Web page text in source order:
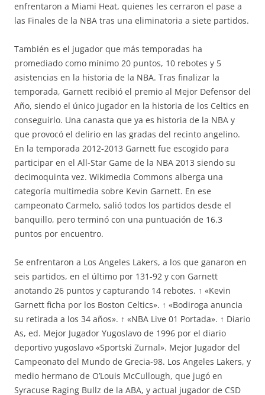
enfrentaron a Miami Heat, quienes les cerraron el pase a
las Finales de la NBA tras una eliminatoria a siete partidos.
También es el jugador que más temporadas ha
promediado como mínimo 20 puntos, 10 rebotes y 5
asistencias en la historia de la NBA. Tras finalizar la
temporada, Garnett recibió el premio al Mejor Defensor del
Año, siendo el único jugador en la historia de los Celtics en
conseguirlo. Una canasta que ya es historia de la NBA y
que provocó el delirio en las gradas del recinto angelino.
En la temporada 2012-2013 Garnett fue escogido para
participar en el All-Star Game de la NBA 2013 siendo su
decimoquinta vez. Wikimedia Commons alberga una
categoría multimedia sobre Kevin Garnett. En ese
campeonato Carmelo, salió todos los partidos desde el
banquillo, pero terminó con una puntuación de 16.3
puntos por encuentro.
Se enfrentaron a Los Angeles Lakers, a los que ganaron en
seis partidos, en el último por 131-92 y con Garnett
anotando 26 puntos y capturando 14 rebotes. ↑ «Kevin
Garnett ficha por los Boston Celtics». ↑ «Bodiroga anuncia
su retirada a los 34 años». ↑ «NBA Live 01 Portada». ↑ Diario
As, ed. Mejor Jugador Yugoslavo de 1996 por el diario
deportivo yugoslavo «Sportski Zurnal». Mejor Jugador del
Campeonato del Mundo de Grecia-98. Los Angeles Lakers, y
medio hermano de O’Louis McCullough, que jugó en
Syracuse Raging Bullz de la ABA, y actual jugador de CSD